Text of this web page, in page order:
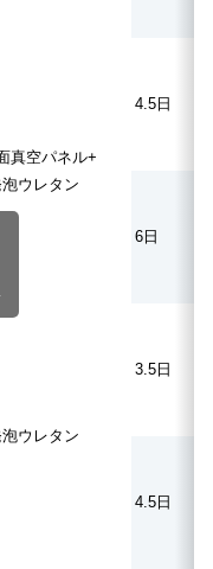
真空パネル+
ウレタン
4.5日
6日
ウレタン
3.5日
4.5日